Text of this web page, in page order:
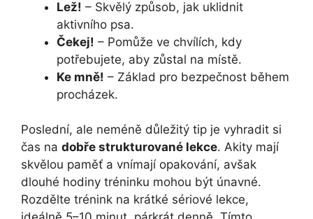
Lež! – Skvělý způsob, jak uklidnit
aktivního psa.
Čekej! – Pomůže ve chvílích, kdy
potřebujete, aby zůstal na místě.
Ke mně! – Základ pro bezpečnost během
procházek.
Poslední, ale neméně důležitý tip je vyhradit si
čas na dobře strukturované lekce. Akity mají
skvělou paměť a vnímají opakování, avšak
dlouhé hodiny tréninku mohou být únavné.
Rozdělte trénink na krátké sériové lekce,